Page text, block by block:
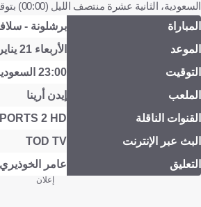
السعودية، الثانية عشرة منتصف الليل (00:00) بتوقيت الإمارات.
المباراة
برشلونة -
الموعد
الأربعاء 21 يناير 2026
التوقيت
23:00 السعودية، 00:00 الإمارات
الملعب
إيدن أرينا
القنوات الناقلة
2 HD
البث عبر الإنترنت
TOD TV
التعليق
عامر الخوذيري
إعلان